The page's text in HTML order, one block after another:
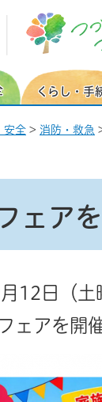
、つなぐ。
くらし・手
安全 > 消防・救急
ェア
12日（土
ェアを開